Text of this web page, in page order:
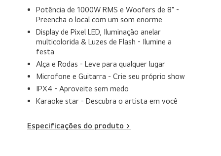
Potência de 1000W RMS e Woofers de 8" -
Preencha o local com um som enorme
Display de Pixel LED, Iluminação anelar
multicolorida & Luzes de Flash - Ilumine a
festa
Alça e Rodas - Leve para qualquer lugar
Microfone e Guitarra - Crie seu próprio show
IPX4 - Aproveite sem medo
Karaoke star - Descubra o artista em você
Especificações do produto >